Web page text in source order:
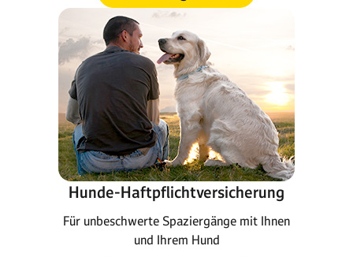
Hunde-Haftpflichtversicherung
Für unbeschwerte Spaziergänge mit Ihnen
und Ihrem Hund